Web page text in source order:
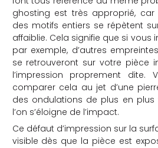
ghosting est très approprié,
des motifs entiers se répètent
affaiblie. Cela signifie que si vous
par exemple, d’autres
se retrouveront sur votre pièce
l’impression proprement dite.
comparer cela au jet d’une
des ondulations de plus en
l’on s’éloigne de l’impact.
Ce défaut d’impression sur la
visible dès que la pièce est